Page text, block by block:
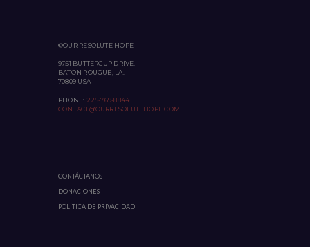
©OUR RESOLUTE HOPE
9751 BUTTERCUP DRIVE,
BATON ROUGUE, LA.
70809 USA
PHONE: 225-769-8844
CONTACT@OURRESOLUTEHOPE.COM
CONTÁCTANOS
DONACIONES
POLÍTICA DE PRIVACIDAD